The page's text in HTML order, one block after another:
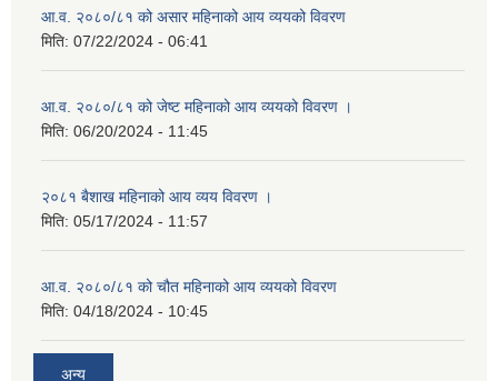
आ.व. २०८०/८१ को असार महिनाको आय व्ययको विवरण
मिति: 07/22/2024 - 06:41
आ.व. २०८०/८१ को जेष्ट महिनाको आय व्ययको विवरण ।
मिति: 06/20/2024 - 11:45
२०८१ बैशाख महिनाको आय व्यय विवरण ।
मिति: 05/17/2024 - 11:57
आ.व. २०८०/८१ को चौत महिनाको आय व्ययको विवरण
मिति: 04/18/2024 - 10:45
अन्य